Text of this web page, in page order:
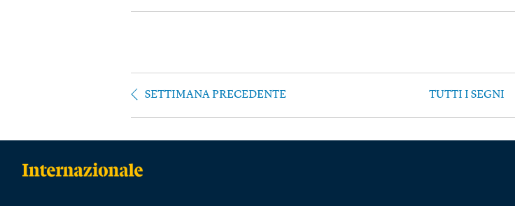
SETTIMANA PRECEDENTE TUTTI I SEGNI